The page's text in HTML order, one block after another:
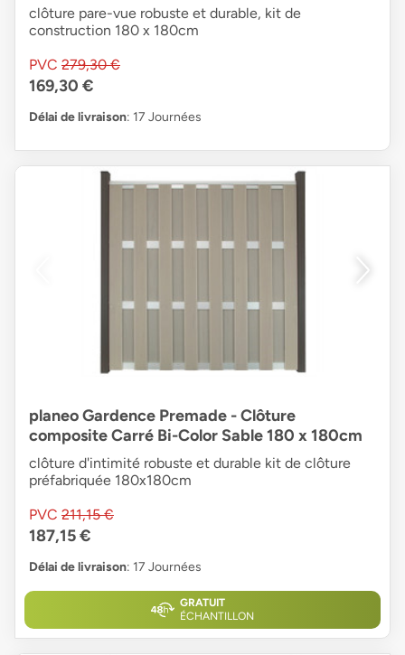
clôture pare-vue robuste et durable, kit de
construction 180 x 180cm
PVC 279,30 €
169,30 €
Délai de livraison: 17 Journées
planeo Gardence Premade - Clôture
composite Carré Bi-Color Sable 180 x 180cm
clôture d'intimité robuste et durable kit de clôture
préfabriquée 180x180cm
PVC 211,15 €
187,15 €
Délai de livraison: 17 Journées
GRATUIT
ÉCHANTILLON